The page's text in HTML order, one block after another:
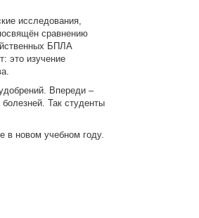
исследования,
сравнению
БПЛА
это изучение
Впереди –
Так студенты
в новом учебном году.